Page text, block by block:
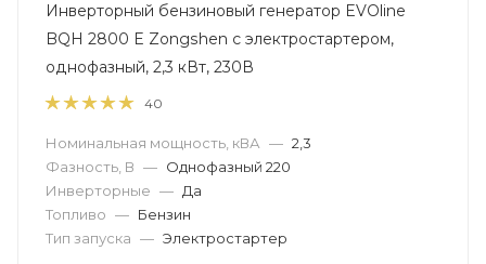
Инверторный бензиновый генератор EVOline
BQH 2800 E Zongshen с электростартером,
однофазный, 2,3 кВт, 230В
40
Номинальная мощность, кВА — 2,3
Фазность, В — Однофазный 220
Инверторные — Да
Топливо — Бензин
Тип запуска — Электростартер